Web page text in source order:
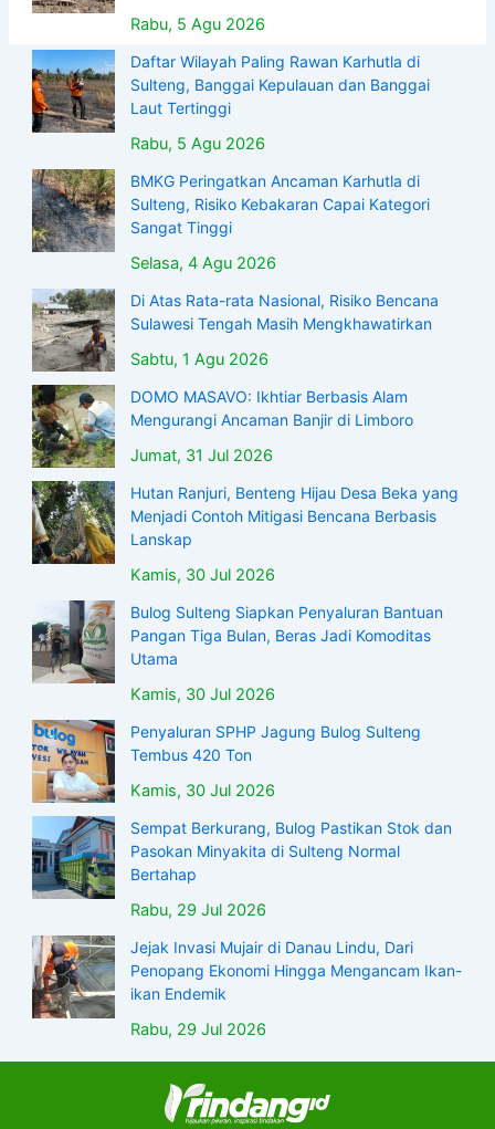
Rabu, 5 Agu 2026
Daftar Wilayah Paling Rawan Karhutla di
Sulteng, Banggai Kepulauan dan Banggai
Laut Tertinggi
Rabu, 5 Agu 2026
BMKG Peringatkan Ancaman Karhutla di
Sulteng, Risiko Kebakaran Capai Kategori
Sangat Tinggi
Selasa, 4 Agu 2026
Di Atas Rata-rata Nasional, Risiko Bencana
Sulawesi Tengah Masih Mengkhawatirkan
Sabtu, 1 Agu 2026
DOMO MASAVO: Ikhtiar Berbasis Alam
Mengurangi Ancaman Banjir di Limboro
Jumat, 31 Jul 2026
Hutan Ranjuri, Benteng Hijau Desa Beka yang
Menjadi Contoh Mitigasi Bencana Berbasis
Lanskap
Kamis, 30 Jul 2026
Bulog Sulteng Siapkan Penyaluran Bantuan
Pangan Tiga Bulan, Beras Jadi Komoditas
Utama
Kamis, 30 Jul 2026
Penyaluran SPHP Jagung Bulog Sulteng
Tembus 420 Ton
Kamis, 30 Jul 2026
Sempat Berkurang, Bulog Pastikan Stok dan
Pasokan Minyakita di Sulteng Normal
Bertahap
Rabu, 29 Jul 2026
Jejak Invasi Mujair di Danau Lindu, Dari
Penopang Ekonomi Hingga Mengancam Ikan-
ikan Endemik
Rabu, 29 Jul 2026